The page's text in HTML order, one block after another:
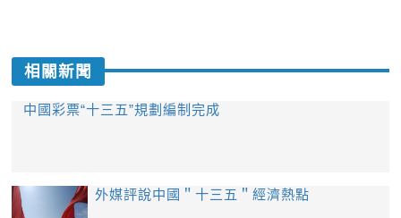
相關新聞
中國彩票“十三五”規劃編制完成
外媒評說中國＂十三五＂經濟熱點